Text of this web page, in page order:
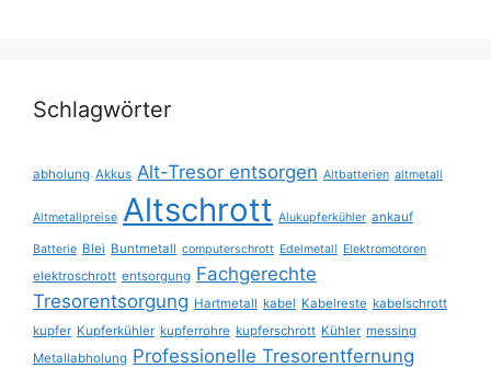
Schlagwörter
abholung Akkus Alt-Tresor entsorgen Altbatterien altmetall
Altmetallpreise Altschrott Alukupferkühler ankauf
Batterie Blei Buntmetall computerschrott Edelmetall Elektromotoren
elektroschrott entsorgung Fachgerechte
Tresorentsorgung Hartmetall kabel Kabelreste kabelschrott
kupfer Kupferkühler kupferrohre kupferschrott Kühler messing
Metallabholung Professionelle Tresorentfernung